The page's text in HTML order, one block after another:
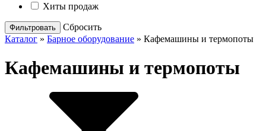
Хиты продаж
Cбросить
Каталог » Барное оборудование » Кафемашины и термопоты
Кафемашины и термопоты